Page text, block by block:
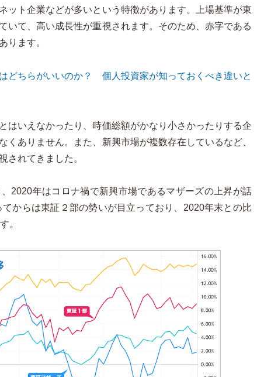
ット企業などが多いという特徴があります。上場基準が東
いて、高い成長性が重視されます。そのため、赤字である
ります。
どちらがいいのか？ 個人投資家が知っておくべき違いと
はいえなかったり、時価総額がかなり小さかったりする企
くありません。また、新興市場が複数存在しているなど、
されてきました。
2020年はコロナ禍で新興市場であるマザーズの上昇が話
からは東証２部の勢いが目立っており、2020年末との比
。